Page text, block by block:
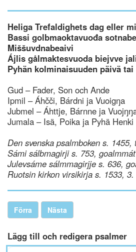
Heliga Trefaldighets dag eller
Bassi golbmaoktavuođa
Miššuvdnabeaivi
Ájlis gålmaktesvuoda biejvve
Pyhän kolminaisuuden päivä
Gud – Fader, Son och Ande
Ipmil – Áhčči, Bárdni ja Vuoigŋa
Jubmel – Áhttje, Bárnne ja
Jumala – Isä, Poika ja Pyhä Henki
Den svenska psalmboken s.
Sámi sálbmagirji s. 753,
Julevsáme sálmmagirjje s. 636,
Ruotsin kirkon virsikirja s. 1533,
Förra Nästa
Lägg till och redigera psalmer